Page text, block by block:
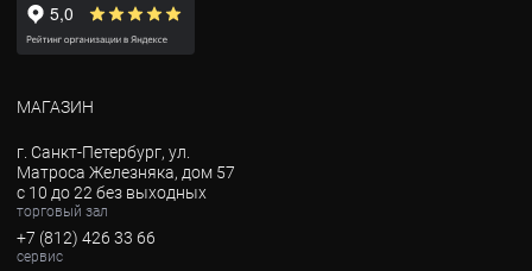
МАГАЗИН
г. Санкт-Петербург, ул.
Матроса Железняка, дом 57
с 10 до 22 без выходных
торговый зал
+7 (812) 426 33 66
сервис